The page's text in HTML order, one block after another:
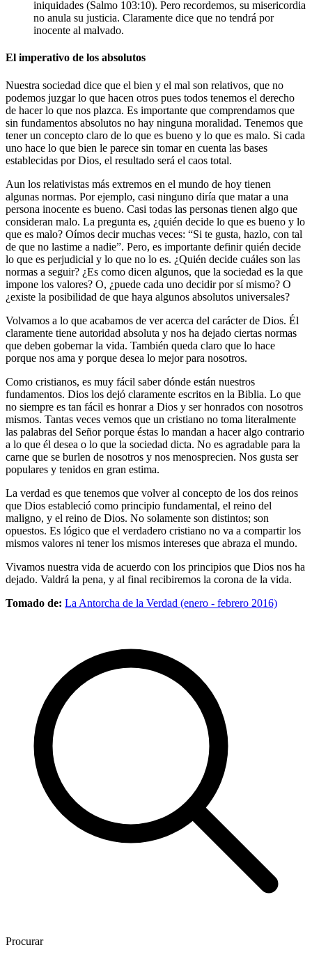
iniquidades (Salmo 103:10). Pero recordemos, su misericordia
no anula su justicia. Claramente dice que no tendrá por
inocente al malvado.
El imperativo de los absolutos
Nuestra sociedad dice que el bien y el mal son relativos, que no
podemos juzgar lo que hacen otros pues todos tenemos el derecho
de hacer lo que nos plazca. Es importante que comprendamos que
sin fundamentos absolutos no hay ninguna moralidad. Tenemos que
tener un concepto claro de lo que es bueno y lo que es malo. Si cada
uno hace lo que bien le parece sin tomar en cuenta las bases
establecidas por Dios, el resultado será el caos total.
Aun los relativistas más extremos en el mundo de hoy tienen
algunas normas. Por ejemplo, casi ninguno diría que matar a una
persona inocente es bueno. Casi todas las personas tienen algo que
consideran malo. La pregunta es, ¿quién decide lo que es bueno y lo
que es malo? Oímos decir muchas veces: “Si te gusta, hazlo, con tal
de que no lastime a nadie”. Pero, es importante definir quién decide
lo que es perjudicial y lo que no lo es. ¿Quién decide cuáles son las
normas a seguir? ¿Es como dicen algunos, que la sociedad es la que
impone los valores? O, ¿puede cada uno decidir por sí mismo? O
¿existe la posibilidad de que haya algunos absolutos universales?
Volvamos a lo que acabamos de ver acerca del carácter de Dios. Él
claramente tiene autoridad absoluta y nos ha dejado ciertas normas
que deben gobernar la vida. También queda claro que lo hace
porque nos ama y porque desea lo mejor para nosotros.
Como cristianos, es muy fácil saber dónde están nuestros
fundamentos. Dios los dejó claramente escritos en la Biblia. Lo que
no siempre es tan fácil es honrar a Dios y ser honrados con nosotros
mismos. Tantas veces vemos que un cristiano no toma literalmente
las palabras del Señor porque éstas lo mandan a hacer algo contrario
a lo que él desea o lo que la sociedad dicta. No es agradable para la
carne que se burlen de nosotros y nos menosprecien. Nos gusta ser
populares y tenidos en gran estima.
La verdad es que tenemos que volver al concepto de los dos reinos
que Dios estableció como principio fundamental, el reino del
maligno, y el reino de Dios. No solamente son distintos; son
opuestos. Es lógico que el verdadero cristiano no va a compartir los
mismos valores ni tener los mismos intereses que abraza el mundo.
Vivamos nuestra vida de acuerdo con los principios que Dios nos ha
dejado. Valdrá la pena, y al final recibiremos la corona de la vida.
Tomado de: La Antorcha de la Verdad (enero - febrero 2016)
Procurar